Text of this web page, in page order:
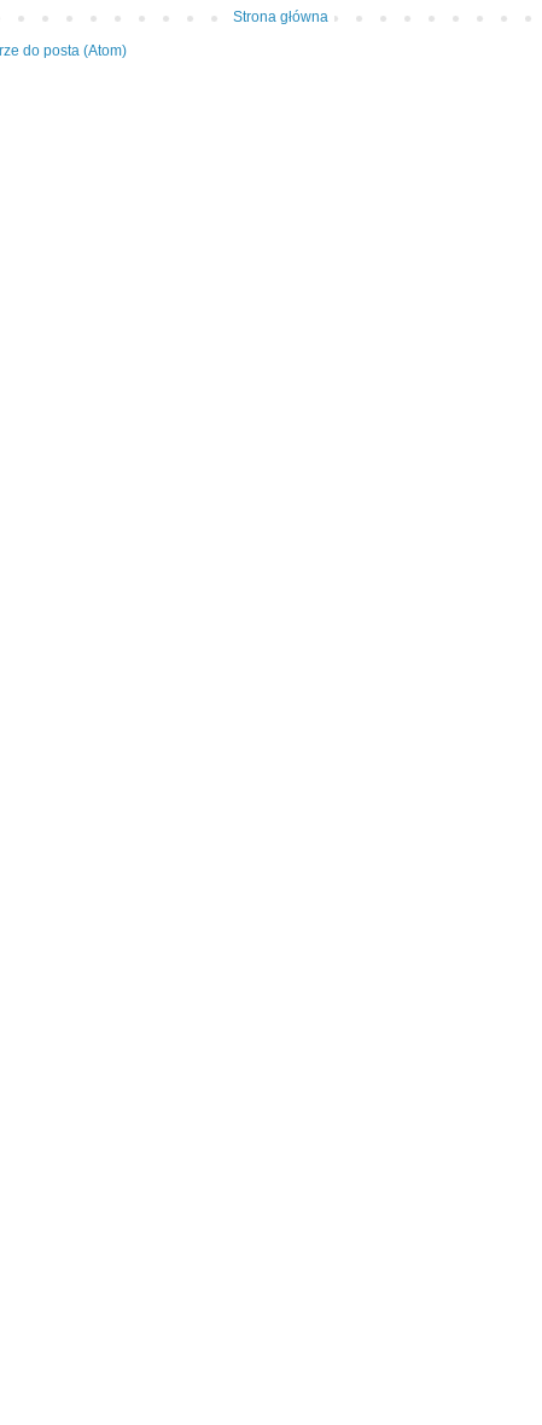
Strona główna
do posta (Atom)